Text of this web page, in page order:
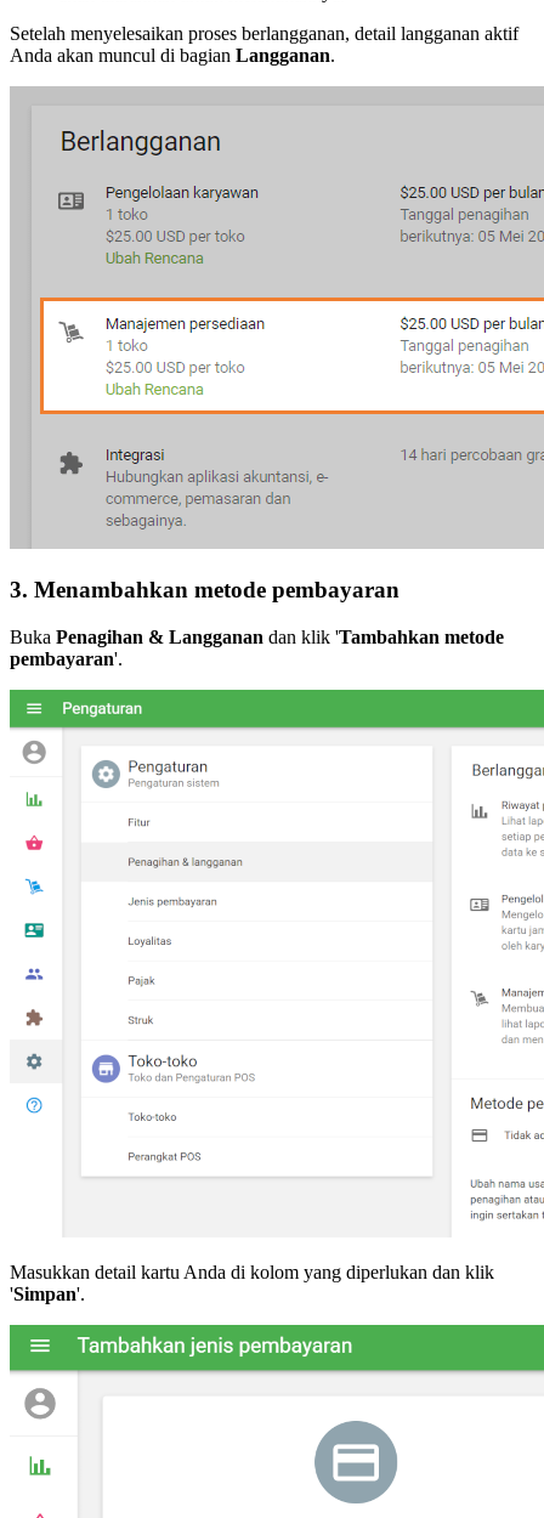
Setelah menyelesaikan proses berlangganan, detail langganan aktif
Anda akan muncul di bagian Langganan.
3. Menambahkan metode pembayaran
Buka Penagihan & Langganan dan klik 'Tambahkan metode
pembayaran'.
Masukkan detail kartu Anda di kolom yang diperlukan dan klik
'Simpan'.